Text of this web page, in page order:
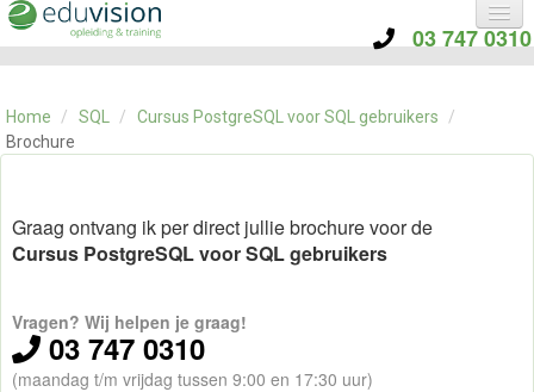
03 747 0310
CATEGORIE
OVER ONS
CONTACT
Home / SQL / Cursus PostgreSQL voor SQL gebruikers
/
Brochure
Graag ontvang ik per direct jullie brochure voor de
Cursus PostgreSQL voor SQL gebruikers
Vragen? Wij helpen je graag!
03 747 0310
(maandag t/m vrijdag tussen 9:00 en 17:30 uur)